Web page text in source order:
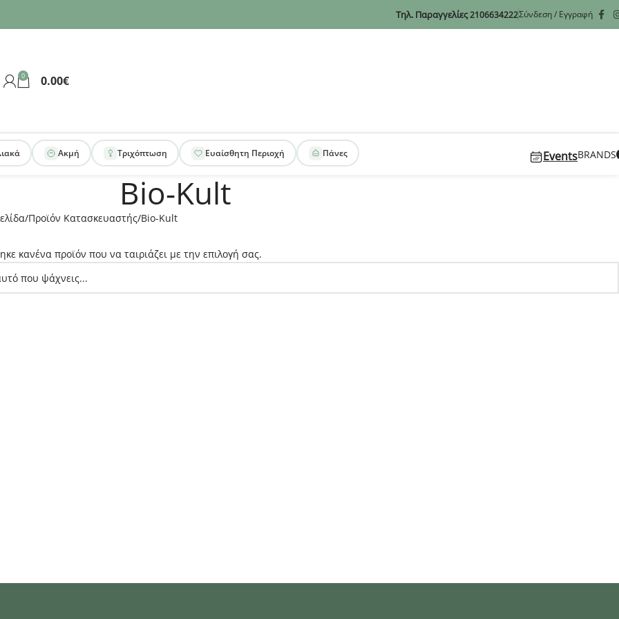
Τηλ. Παραγγελίες2106634222Σύνδεση / Εγγραφή
0 0.00€
Ακμή Τριχόπτωση Ευαίσθητη Περιοχή Πάνες EventsBRANDS
Bio-Kult
Προϊόν Κατασκευαστής Bio-Kult
κανένα προϊόν που να ταιριάζει με την επιλογή σας.